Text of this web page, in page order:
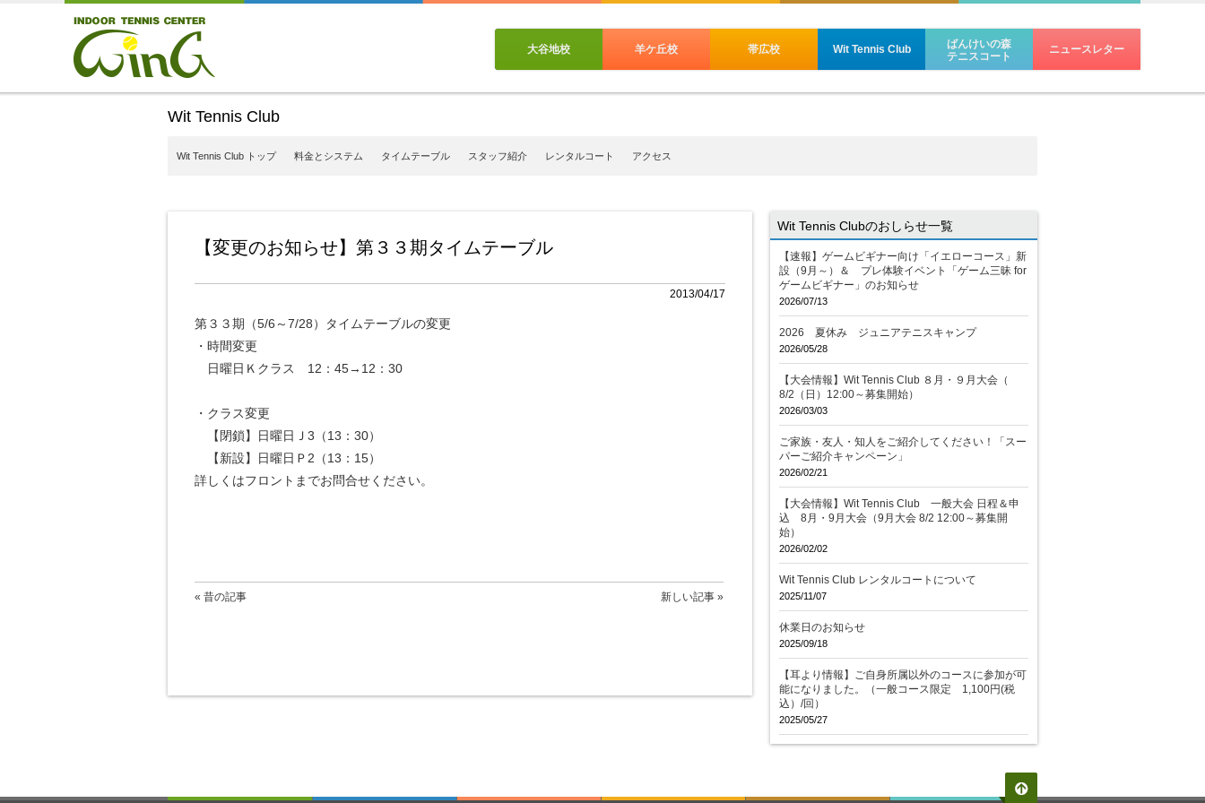
大谷地校 羊ケ丘校 帯広校 Wit Tennis Club
ばんけいの森
テニスコート
ニュースレター
Wit Tennis Club
Wit Tennis Club トップ 料金とシステム タイムテーブル スタッフ紹介 レンタルコート アクセス
【変更のお知らせ】第３３期タイムテーブル
2013/04/17
第３３期（5/6～7/28）タイムテーブルの変更
・時間変更
日曜日Ｋクラス 12：45→12：30
・クラス変更
【閉鎖】日曜日Ｊ3（13：30）
【新設】日曜日Ｐ2（13：15）
詳しくはフロントまでお問合せください。
« 昔の記事 新しい記事 »
Wit Tennis Clubのおしらせ一覧
【速報】ゲームビギナー向け「イエローコース」新
設（9月～）＆ プレ体験イベント「ゲーム三昧 for
ゲームビギナー」のお知らせ
2026/07/13
2026 夏休み ジュニアテニスキャンプ
2026/05/28
【大会情報】Wit Tennis Club ８月・９月大会（
8/2（日）12:00～募集開始）
2026/03/03
ご家族・友人・知人をご紹介してください！「スー
パーご紹介キャンペーン」
2026/02/21
【大会情報】Wit Tennis Club 一般大会 日程＆申
込 8月・9月大会（9月大会 8/2 12:00～募集開
始）
2026/02/02
Wit Tennis Club レンタルコートについて
2025/11/07
休業日のお知らせ
2025/09/18
【耳より情報】ご自身所属以外のコースに参加が可
能になりました。（一般コース限定 1,100円(税
込）/回）
2025/05/27